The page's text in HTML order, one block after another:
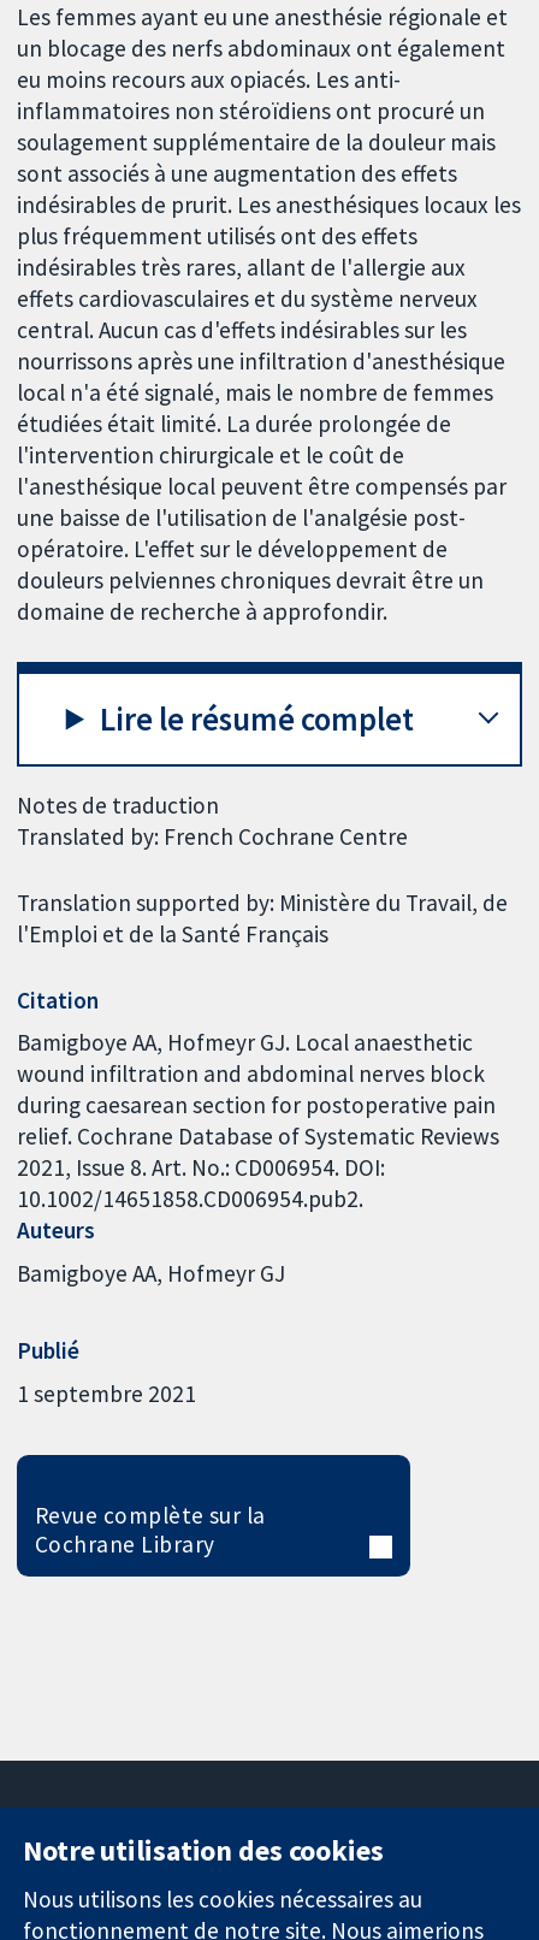
Les femmes ayant eu une anesthésie régionale et
un blocage des nerfs abdominaux ont également
eu moins recours aux opiacés. Les anti-
inflammatoires non stéroïdiens ont procuré un
soulagement supplémentaire de la douleur mais
sont associés à une augmentation des effets
indésirables de prurit. Les anesthésiques locaux les
plus fréquemment utilisés ont des effets
indésirables très rares, allant de l'allergie aux
effets cardiovasculaires et du système nerveux
central. Aucun cas d'effets indésirables sur les
nourrissons après une infiltration d'anesthésique
local n'a été signalé, mais le nombre de femmes
étudiées était limité. La durée prolongée de
l'intervention chirurgicale et le coût de
l'anesthésique local peuvent être compensés par
une baisse de l'utilisation de l'analgésie post-
opératoire. L'effet sur le développement de
douleurs pelviennes chroniques devrait être un
domaine de recherche à approfondir.
Lire le résumé complet
Notes de traduction
Translated by: French Cochrane Centre
Translation supported by: Ministère du Travail, de
l'Emploi et de la Santé Français
Citation
Bamigboye AA, Hofmeyr GJ. Local anaesthetic
wound infiltration and abdominal nerves block
during caesarean section for postoperative pain
relief. Cochrane Database of Systematic Reviews
2021, Issue 8. Art. No.: CD006954. DOI:
10.1002/14651858.CD006954.pub2.
Auteurs
Bamigboye AA Hofmeyr GJ
Publié
1 septembre 2021
Revue complète sur la
Cochrane Library
Des données
11-13 Cavendish
Square
Londres
nous
Actualités
Notre utilisation des cookies
Nous utilisons les cookies nécessaires au
fonctionnement de notre site. Nous aimerions